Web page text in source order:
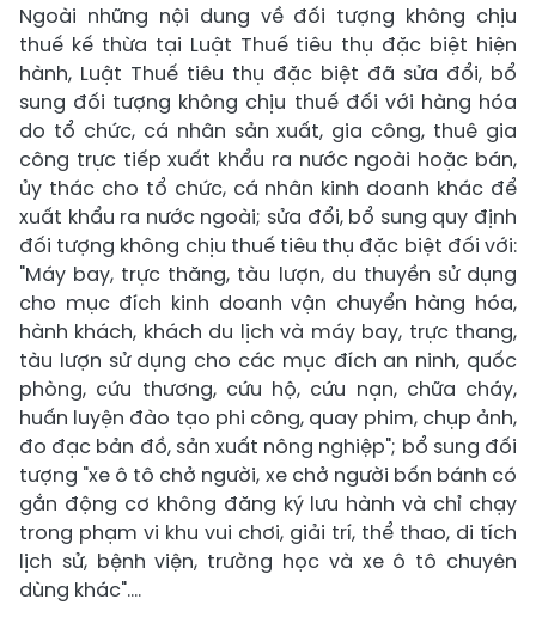
Ngoài những nội dung về đối tượng không chịu
thuế kế thừa tại Luật Thuế tiêu thụ đặc biệt hiện
hành, Luật Thuế tiêu thụ đặc biệt đã sửa đổi, bổ
sung đối tượng không chịu thuế đối với hàng hóa
do tổ chức, cá nhân sản xuất, gia công, thuê gia
công trực tiếp xuất khẩu ra nước ngoài hoặc bán,
ủy thác cho tổ chức, cá nhân kinh doanh khác để
xuất khẩu ra nước ngoài; sửa đổi, bổ sung quy định
đối tượng không chịu thuế tiêu thụ đặc biệt đối với:
"Máy bay, trực thăng, tàu lượn, du thuyền sử dụng
cho mục đích kinh doanh vận chuyển hàng hóa,
hành khách, khách du lịch và máy bay, trực thang,
tàu lượn sử dụng cho các mục đích an ninh, quốc
phòng, cứu thương, cứu hộ, cứu nạn, chữa cháy,
huấn luyện đào tạo phi công, quay phim, chụp ảnh,
đo đạc bản đồ, sản xuất nông nghiệp"; bổ sung đối
tượng "xe ô tô chở người, xe chở người bốn bánh có
gắn động cơ không đăng ký lưu hành và chỉ chạy
trong phạm vi khu vui chơi, giải trí, thể thao, di tích
lịch sử, bệnh viện, trường học và xe ô tô chuyên
dùng khác"....